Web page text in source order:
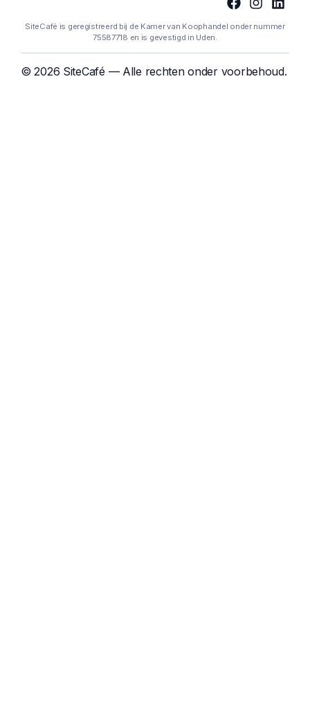
SiteCafé is geregistreerd bij de Kamer van Koophandel onder nummer
75587718 en is gevestigd in Uden.
© 2026 SiteCafé — Alle rechten onder voorbehoud.